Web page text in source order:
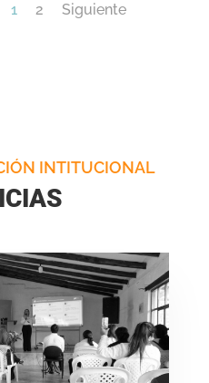
1 2 Siguiente
INTITUCIONAL